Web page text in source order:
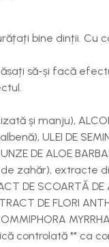
bine dinții. Cu
să-și facă
și manju),
ULEI DE
DE ALOE
zahăr), extracte
DE SCOARTĂ
DE FLORI
controlată ** ca